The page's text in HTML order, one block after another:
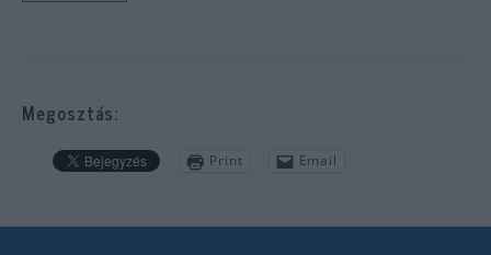
Megosztás:
Print Email